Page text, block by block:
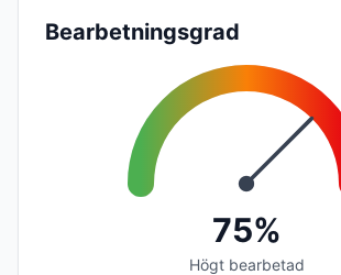
Bearbetningsgrad
75%
Högt bearbetad